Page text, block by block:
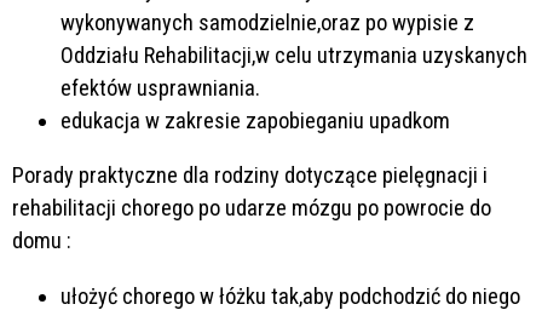
wykonywanych samodzielnie,oraz po wypisie z
Oddziału Rehabilitacji,w celu utrzymania uzyskanych
efektów usprawniania.
edukacja w zakresie zapobieganiu upadkom
Porady praktyczne dla rodziny dotyczące pielęgnacji i
rehabilitacji chorego po udarze mózgu po powrocie do
domu :
ułożyć chorego w łóżku tak,aby podchodzić do niego